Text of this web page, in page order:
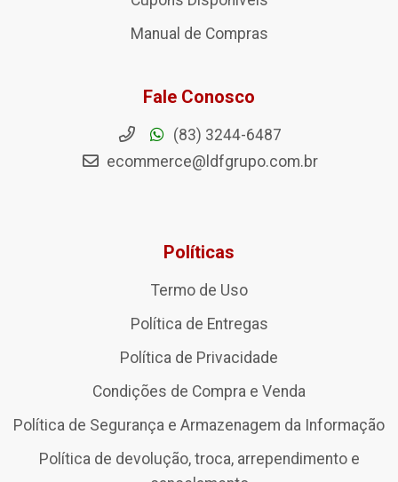
Manual de Compras
Fale Conosco
(83) 3244-6487
ecommerce@ldfgrupo.com.br
Políticas
Termo de Uso
Política de Entregas
Política de Privacidade
Condições de Compra e Venda
Política de Segurança e Armazenagem da Informação
Política de devolução, troca, arrependimento e